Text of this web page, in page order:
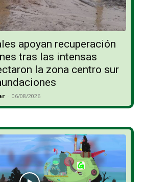
apoyan recuperación
tras las intensas
la zona centro sur
- 06/08/2026